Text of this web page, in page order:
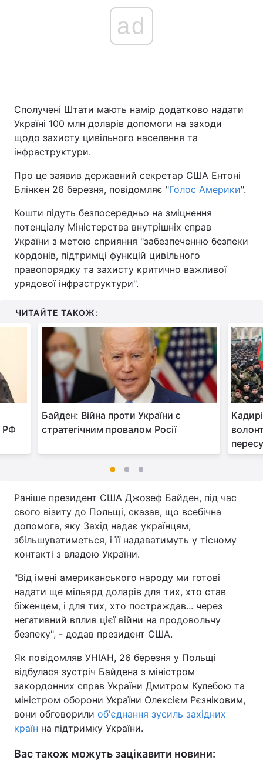
ad
Сполучені Штати мають намір додатково надати
Україні 100 млн доларів допомоги на заходи
щодо захисту цивільного населення та
інфраструктури.
Про це заявив державний секретар США Ентоні
Блінкен 26 березня, повідомляє "Голос Америки".
Кошти підуть безпосередньо на зміцнення
потенціалу Міністерства внутрішніх справ
України з метою сприяння "забезпеченню безпеки
кордонів, підтримці функцій цивільного
правопорядку та захисту критично важливої
урядової інфраструктури".
ЧИТАЙТЕ ТАКОЖ:
РФ
Байден: Війна проти України є
стратегічним провалом Росії
Раніше президент США Джозеф Байден, під час
свого візиту до Польщі, сказав, що всебічна
допомога, яку Захід надає українцям,
збільшуватиметься, і її надаватимуть у тісному
контакті з владою України.
"Від імені американського народу ми готові
надати ще мільярд доларів для тих, хто став
біженцем, і для тих, хто постраждав... через
негативний вплив цієї війни на продовольчу
безпеку", - додав президент США.
Як повідомляв УНІАН, 26 березня у Польщі
відбулася зустріч Байдена з міністром
закордонних справ України Дмитром Кулебою та
міністром оборони України Олексієм Рєзніковим,
вони обговорили об'єднання зусиль західних
країн на підтримку України.
Вас також можуть зацікавити новини: